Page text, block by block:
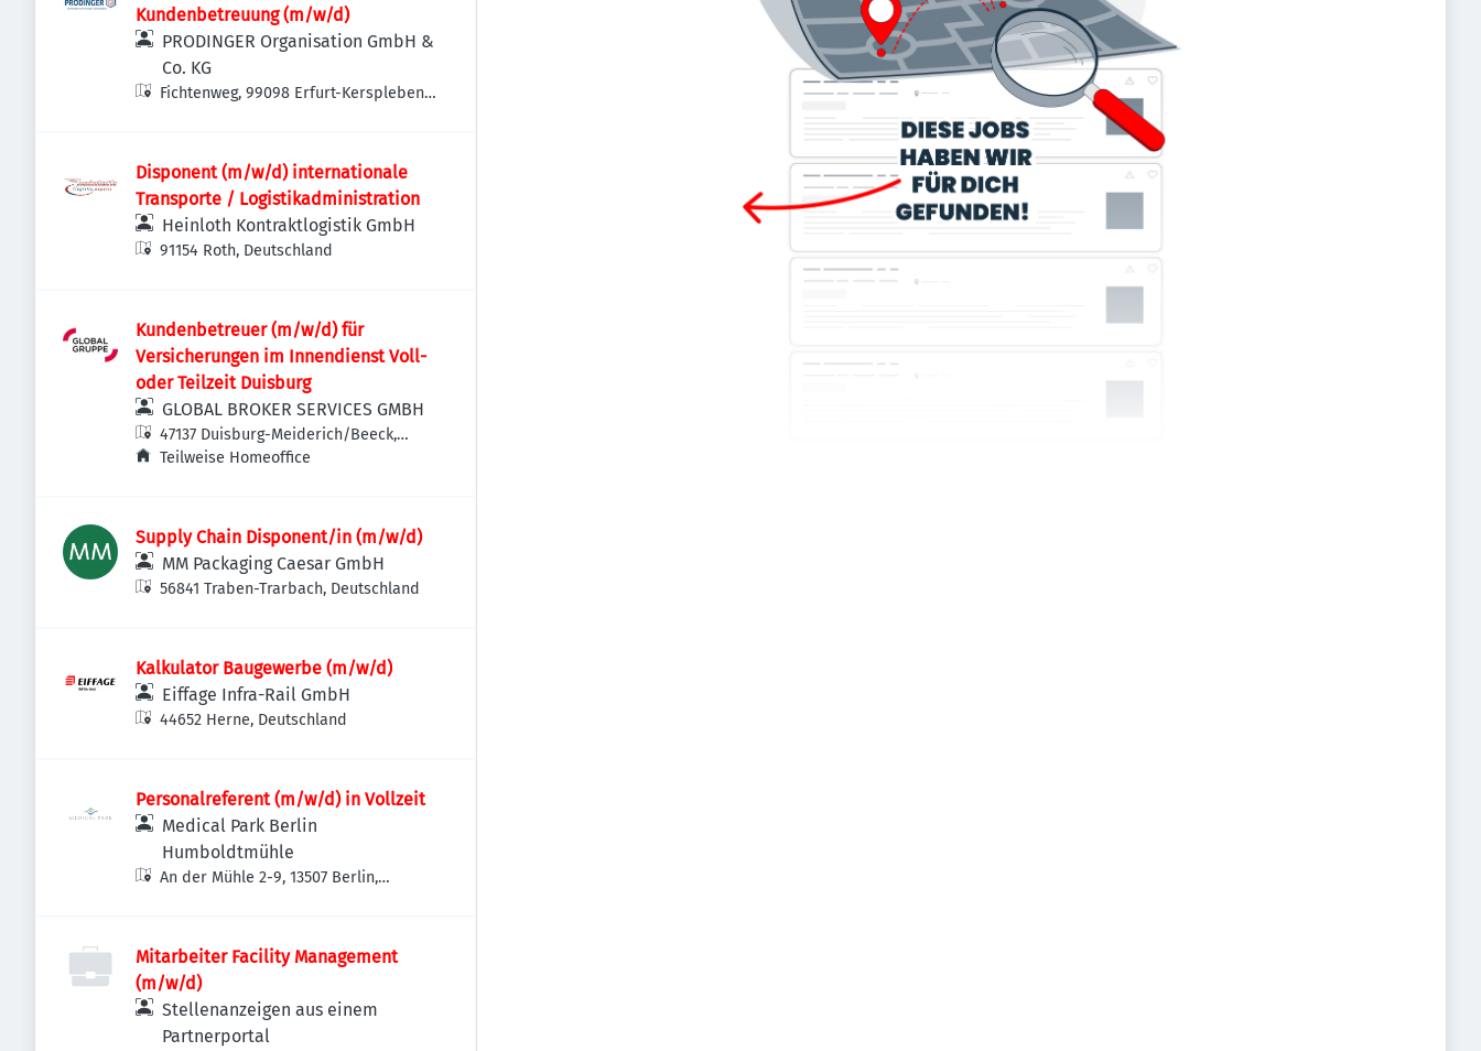
Kundenbetreuung (m/w/d)
PRODINGER Organisation GmbH &
Co. KG
Fichtenweg, 99098 Erfurt-Kerspleben,
Disponent (m/w/d) internationale
Transporte / Logistikadministration
Heinloth Kontraktlogistik GmbH
91154 Roth, Deutschland
Kundenbetreuer (m/w/d) für
Versicherungen im Innendienst Voll-
oder Teilzeit Duisburg
GLOBAL BROKER SERVICES GMBH
47137 Duisburg-Meiderich/Beeck,
Deutschland
Teilweise Homeoffice
Supply Chain Disponent/in (m/w/d)
MM Packaging Caesar GmbH
56841 Traben-Trarbach, Deutschland
Kalkulator Baugewerbe (m/w/d)
Eiffage Infra-Rail GmbH
44652 Herne, Deutschland
Personalreferent (m/w/d) in Vollzeit
Medical Park Berlin
Humboldtmühle
An der Mühle 2-9, 13507 Berlin,
Mitarbeiter Facility Management
(m/w/d)
Stellenanzeigen aus einem
Partnerportal